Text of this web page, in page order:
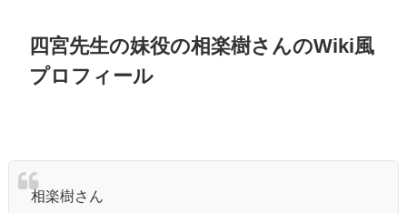
四宮先生の妹役の相楽樹さんのWiki風
プロフィール
相楽樹さん